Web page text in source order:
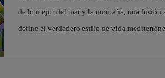
de lo mejor del mar y la montaña, una fusión
define el verdadero estilo de vida